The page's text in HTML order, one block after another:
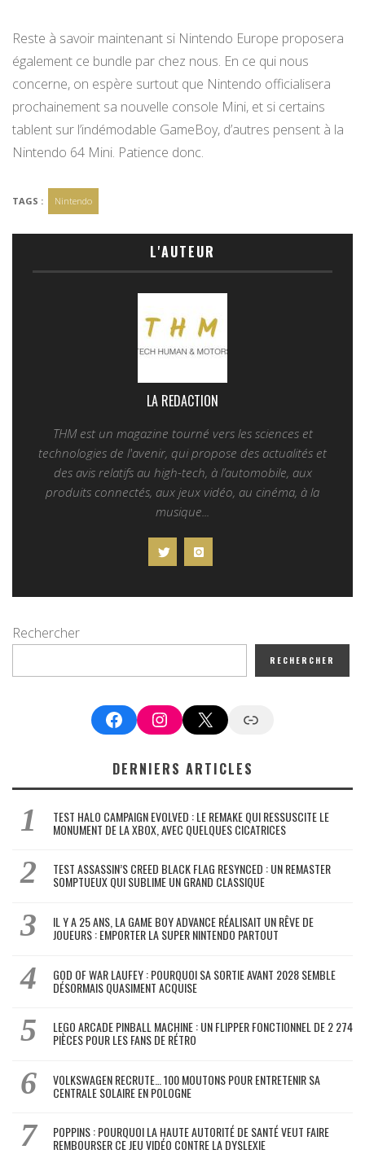
Reste à savoir maintenant si Nintendo Europe proposera
également ce bundle par chez nous. En ce qui nous
concerne, on espère surtout que Nintendo officialisera
prochainement sa nouvelle console Mini, et si certains
tablent sur l’indémodable GameBoy, d’autres pensent à la
Nintendo 64 Mini. Patience donc.
TAGS : Nintendo
L'AUTEUR
LA REDACTION
THM est un magazine tourné vers les sciences et
technologies de l'avenir, qui propose des actualités et
des avis relatifs au high-tech, à l’automobile, aux
produits connectés, aux jeux vidéo, au cinéma, à la
musique...
Rechercher
RECHERCHER
FacebookInstagram
X Google News
DERNIERS ARTICLES
TEST HALO CAMPAIGN EVOLVED : LE REMAKE QUI RESSUSCITE LE
MONUMENT DE LA XBOX, AVEC QUELQUES CICATRICES
TEST ASSASSIN’S CREED BLACK FLAG RESYNCED : UN REMASTER
SOMPTUEUX QUI SUBLIME UN GRAND CLASSIQUE
IL Y A 25 ANS, LA GAME BOY ADVANCE RÉALISAIT UN RÊVE DE
JOUEURS : EMPORTER LA SUPER NINTENDO PARTOUT
GOD OF WAR LAUFEY : POURQUOI SA SORTIE AVANT 2028 SEMBLE
DÉSORMAIS QUASIMENT ACQUISE
LEGO ARCADE PINBALL MACHINE : UN FLIPPER FONCTIONNEL DE 2 274
PIÈCES POUR LES FANS DE RÉTRO
VOLKSWAGEN RECRUTE… 100 MOUTONS POUR ENTRETENIR SA
CENTRALE SOLAIRE EN POLOGNE
POPPINS : POURQUOI LA HAUTE AUTORITÉ DE SANTÉ VEUT FAIRE
REMBOURSER CE JEU VIDÉO CONTRE LA DYSLEXIE